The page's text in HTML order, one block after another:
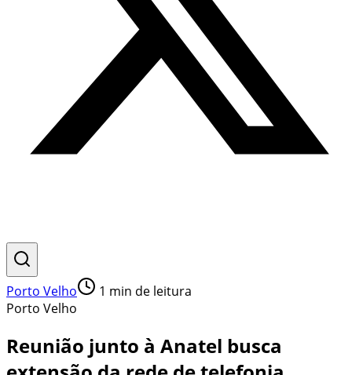
Porto Velho 1 min de leitura
Porto Velho
Reunião junto à Anatel busca